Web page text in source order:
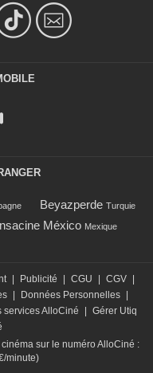
Beyazperde Turquie
México Mexique
| Publicité | CGU | CGV |
| Données Personnelles |
services AlloCiné | Gérer Utiq
sur le numéro AlloCiné :
minute)